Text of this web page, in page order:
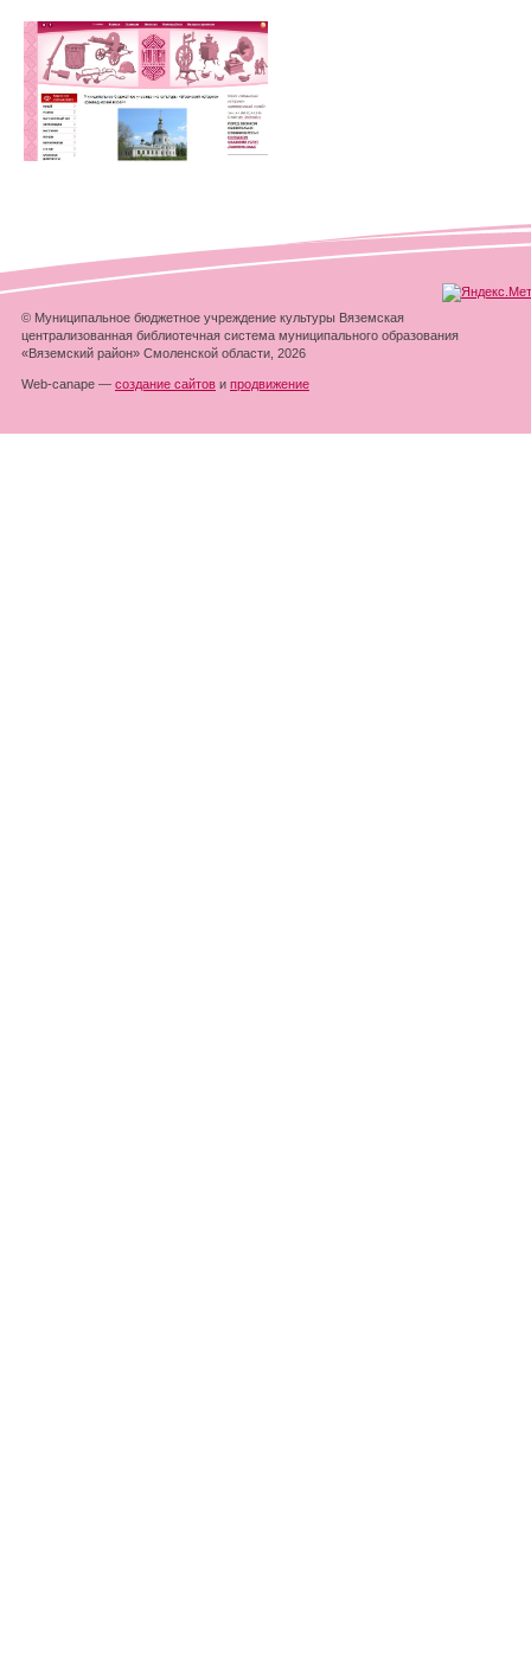
© Муниципальное бюджетное учреждение культуры Вяземская
централизованная библиотечная система муниципального образования
«Вяземский район» Смоленской области, 2026
Web-canape — создание сайтов и продвижение